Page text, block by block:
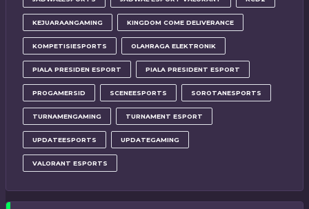
KEJUARAANGAMING KINGDOM COME DELIVERANCE
KOMPETISIESPORTS OLAHRAGA ELEKTRONIK
PIALA PRESIDEN ESPORT PIALA PRESIDENT ESPORT
PROGAMERSID SCENEESPORTS SOROTANESPORTS
TURNAMENGAMING TURNAMENT ESPORT
UPDATEESPORTS UPDATEGAMING
VALORANT ESPORTS